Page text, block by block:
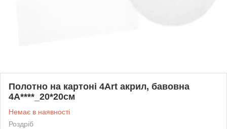
Полотно на картоні 4Art акрил, бавовна
4А****_20*20см
Немає в наявності
Роздріб